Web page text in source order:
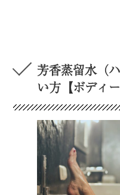
芳香蒸留水（
い方【ボディー